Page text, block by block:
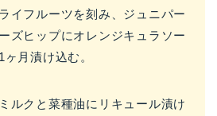
イフルーツを刻み、ジュニパー
ズヒップにオレンジキュラソー
月漬け込む。
ルクと菜種油にリキュール漬け